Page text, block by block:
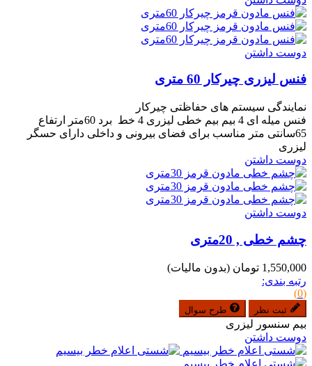
دوست داشتن
فنس لیزری چیرکار 60 متری
نمایندگی سیستم های حفاظتی چیرکار
فنس میله ای 4 بیم بیم خطی لیزری 4 خط برد 60متر ارتفاع
65سانتی متر مناسب برای فضای بیرونی و داخلی دارای حسگر
لیزری
دوست داشتن
دوست داشتن
چشم خطی , 20متری
1,550,000 تومان
(بدون مالیات)
رتبه بندی:
(0)
ثبت نظر طرح سوال
بیم سنسور لیزری
دوست داشتن